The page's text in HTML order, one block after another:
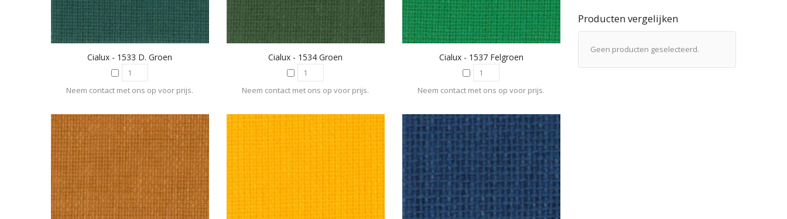
Cialux - 1533 D. Groen
Neem contact met ons op voor prijs.
Cialux - 1534 Groen
Neem contact met ons op voor prijs.
Cialux - 1537 Felgroen
Neem contact met ons op voor prijs.
Producten vergelijken
Geen producten geselecteerd.